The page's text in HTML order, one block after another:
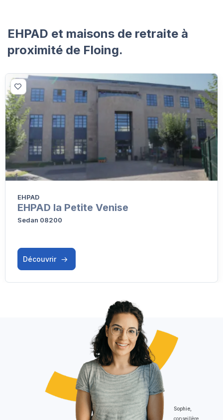
EHPAD et maisons de retraite à
proximité de Floing.
EHPAD
EHPAD la Petite Venise
Sedan 08200
Découvrir
Sophie,
conseillère